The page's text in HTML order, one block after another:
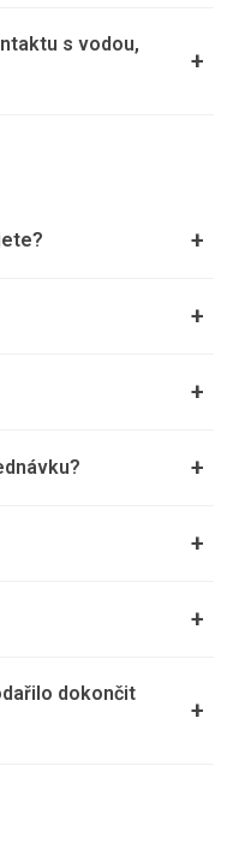
s vodou,
+
+
+
+
+
+
+
dokončit
+